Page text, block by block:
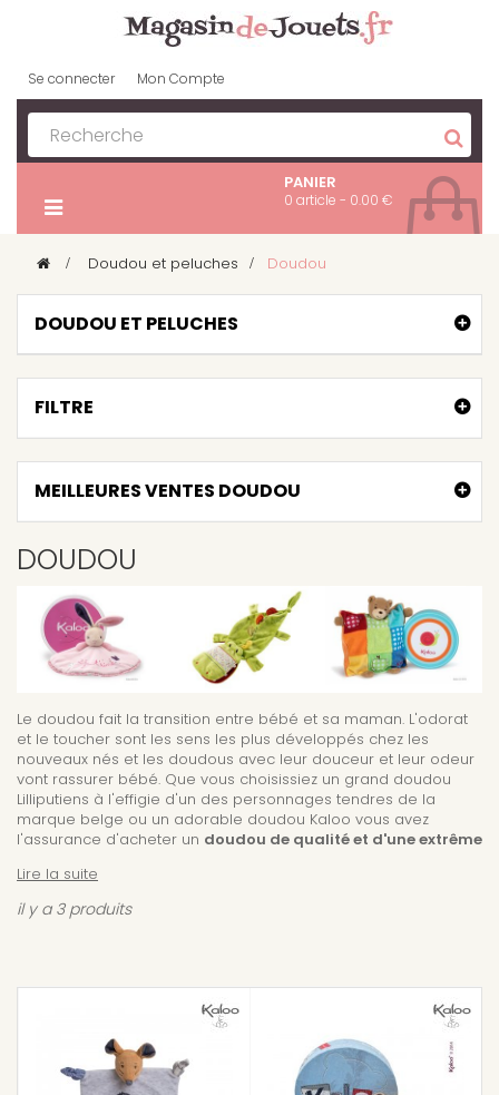
Se connecter Mon Compte
PANIER
0 article - 0.00 €
> Doudou et peluches > Doudou
DOUDOU
Le doudou fait la transition entre bébé et sa maman. L'odorat
et le toucher sont les sens les plus développés chez les
nouveaux nés et les doudous avec leur douceur et leur odeur
vont rassurer bébé. Que vous choisissiez un grand doudou
Lilliputiens à l'effigie d'un des personnages tendres de la
marque belge ou un adorable doudou Kaloo vous avez
l'assurance d'acheter un doudou de qualité et d'une extrême
Lire la suite
il y a 3 produits
DOUDOU ET PELUCHES
FILTRE
MEILLEURES VENTES DOUDOU